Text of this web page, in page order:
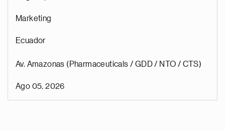
Marketing
Ecuador
Av. Amazonas (Pharmaceuticals / GDD / NTO / CTS)
Ago 05, 2026